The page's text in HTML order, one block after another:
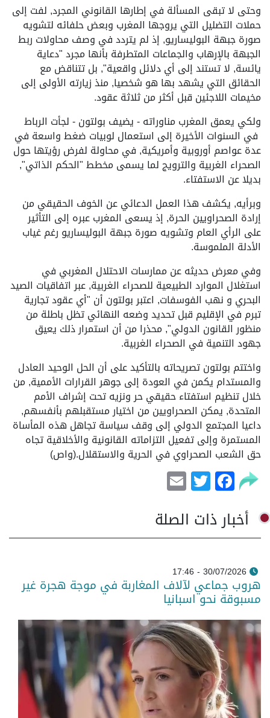
وحتى لا تبقى المسألة في إطارها القانوني المجرد, لفت إلى
حملات التضليل التي يروجها المغرب وبعض حلفائه لتشويه
صورة جبهة البوليساريو, إذ لم يتردد في وصف محاولات ربط
الجبهة بالإرهاب والجماعات المتطرفة بأنها مجرد "دعاية
يائسة, لا تستند إلى أي دلائل واقعية", بل تتناقض مع
الحقائق التي يشهد بها هو شخصيا, منذ زيارته الأولى إلى
مخيمات اللاجئين قبل أكثر من ثلاثة عقود.
ولكي يعمق المغرب مناوراته - يضيف بولتون - لجأت الرباط
في السنوات الأخيرة إلى استعمال لوبيات ضغط واسعة في
عدة عواصم أوروبية وأمريكية, في محاولة لفرض رؤيتها حول
الصحراء الغربية والترويج لما يسمى مخطط "الحكم الذاتي",
بديلا عن الاستفتاء.
وبرأيه, يكشف هذا العمل الدعائي عن الخوف الحقيقي من
إرادة الصحراويين الحرة, إذ يسعى المغرب عبره إلى التأثير
على الرأي العام وتشويه صورة جبهة البوليساريو رغم غياب
الأدلة الملموسة.
وفي معرض حديثه عن ممارسات الاحتلال المغربي في
استغلال الموارد الطبيعية للصحراء الغربية, عبر اتفاقيات الصيد
البحري و نهب الفوسفات, اعتبر بولتون أن "أي عقود تجارية
تبرم في الإقليم قبل تحديد وضعه النهائي تظل باطلة من
منظور القانون الدولي", محذرا من أن استمرار ذلك يعيق
جهود التنمية في الصحراء الغربية.
واختتم بولتون تصريحاته بالتأكيد على أن الحل الوحيد العادل
والمستدام يكمن في العودة إلى جوهر القرارات الأممية, من
خلال تنظيم استفتاء حقيقي حر ونزيه تحت إشراف الأمم
المتحدة, يمكن الصحراويين من اختيار مستقبلهم بأنفسهم,
داعيا المجتمع الدولي إلى وقف سياسة تجاهل هذه المأساة
المستمرة وإلى تفعيل التزاماته القانونية والأخلاقية تجاه
حق الشعب الصحراوي في الحرية والاستقلال.(واص)
Facebook
Twitter
أخبار ذات الصلة
30/07/2026 - 17:46
هروب جماعي لآلاف المغاربة في موجة هجرة غير
مسبوقة نحو اسبانيا